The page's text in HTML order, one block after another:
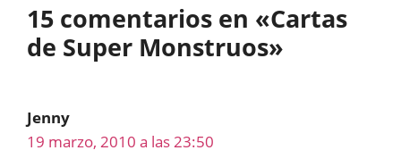
15 comentarios en «Cartas
de Super Monstruos»
Jenny
19 marzo, 2010 a las 23:50